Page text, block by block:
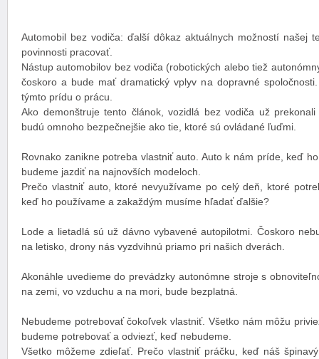
Automobil bez vodiča: ďalší dôkaz aktuálnych možností našej
povinnosti pracovať.
Nástup automobilov bez vodiča (robotických alebo tiež
čoskoro a bude mať dramatický vplyv na dopravné
týmto prídu o prácu.
Ako demonštruje tento článok, vozidlá bez vodiča už
budú omnoho bezpečnejšie ako tie, ktoré sú ovládané ľuďmi.
Rovnako zanikne potreba vlastniť auto. Auto k nám príde, keď
budeme jazdiť na najnovších modeloch.
Prečo vlastniť auto, ktoré nevyužívame po celý deň, ktoré
keď ho používame a zakaždým musíme hľadať ďalšie?
Lode a lietadlá sú už dávno vybavené autopilotmi. Čoskoro
na letisko, drony nás vyzdvihnú priamo pri našich dverách.
Akonáhle uvedieme do prevádzky autonómne stroje s
na zemi, vo vzduchu a na mori, bude bezplatná.
Nebudeme potrebovať čokoľvek vlastniť. Všetko nám môžu
budeme potrebovať a odviezť, keď nebudeme.
Všetko môžeme zdieľať. Prečo vlastniť práčku, keď náš